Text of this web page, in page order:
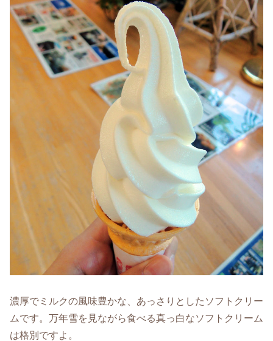
濃厚でミルクの風味豊かな、あっさりとしたソフトクリー
ムです。万年雪を見ながら食べる真っ白なソフトクリーム
は格別ですよ。